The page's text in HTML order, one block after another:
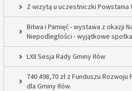
Z wizytą u uczestniczki Powstania
Bitwa i Pamięć - wystawa z okazji
Niepodległości - wyjątkowe
LXII Sesja Rady Gminy Iłów
740 498,70 zł z Funduszu
dla Gminy Iłów